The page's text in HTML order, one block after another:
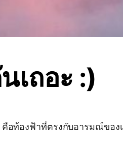
เถอะ :)
อท้องฟ้าที่ตรงกับอารมณ์ของเ